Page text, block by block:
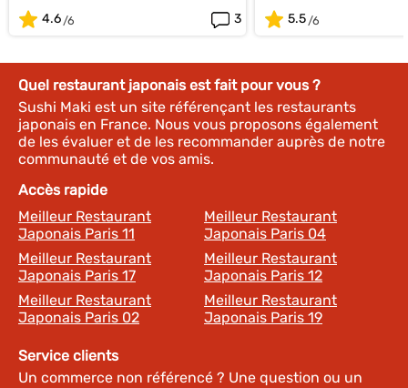
4.6
3
5.5
Quel restaurant japonais est fait pour vous ?
Sushi Maki est un site référençant les restaurants
japonais en France. Nous vous proposons également
de les évaluer et de les recommander auprès de notre
communauté et de vos amis.
Accès rapide
Meilleur Restaurant
Japonais Paris 11
Meilleur Restaurant
Japonais Paris 04
Meilleur Restaurant
Japonais Paris 17
Meilleur Restaurant
Japonais Paris 12
Meilleur Restaurant
Japonais Paris 02
Meilleur Restaurant
Japonais Paris 19
Service clients
Un commerce non référencé ? Une question ou un